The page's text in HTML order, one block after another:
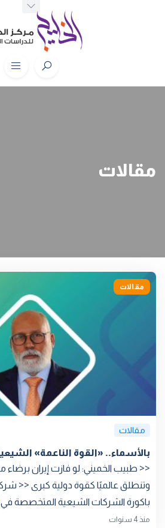
مقالات
مقالات
مقالات
بالأسماء.. «القوة الناعمة»
<< طبيب الخميني: لو فازت إيران برضاء
وتنطلق عالميًا كقوة دولية كبرى <<
باكورة الشركات الشيعية المتخصصة في
منذ 4 سنوات